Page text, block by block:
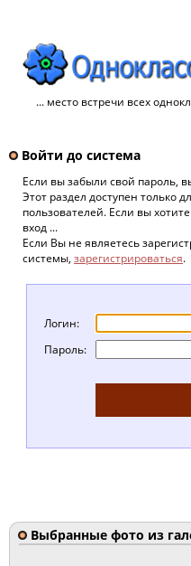
... место встречи всех
Войти до система
Если вы забыли свой пароль,
Этот раздел доступен только
пользователей. Если вы
вход ...
Если Вы не являетесь
системы, зарегистрироваться.
Логин:
Пароль:
Выбранные фото из